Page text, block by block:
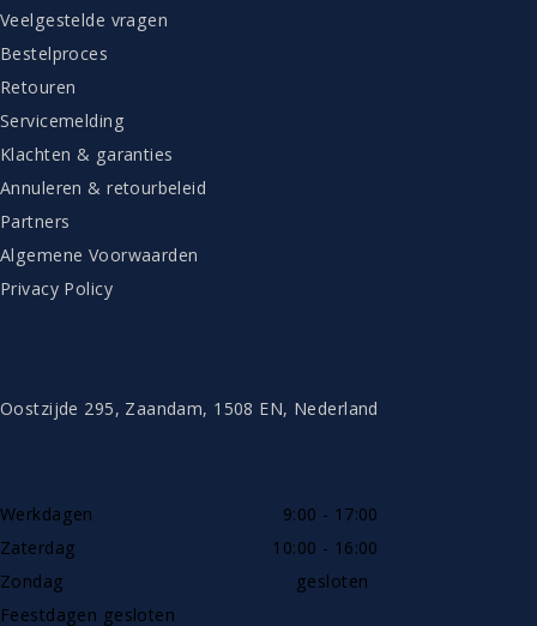
Veelgestelde vragen
Bestelproces
Retouren
Servicemelding
Klachten & garanties
Annuleren & retourbeleid
Partners
Algemene Voorwaarden
Privacy Policy
Oostzijde 295, Zaandam, 1508 EN, Nederland
Werkdagen
9:00 - 17:00
Zaterdag
10:00 - 16:00
Zondag
gesloten
Feestdagen gesloten